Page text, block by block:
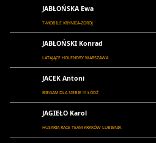
JABŁOŃSKA Ewa
T-MOBILE KRYNICA-ZDRÓJ
JABŁOŃSKI Konrad
LATAJĄCE HOLENDRY WARSZAWA
JACEK Antoni
BIEGAM DLA SIEBIE !!! ŁÓDŹ
JAGIEŁO Karol
HUSARIA RACE TEAM KRAKÓW LUBIENIA